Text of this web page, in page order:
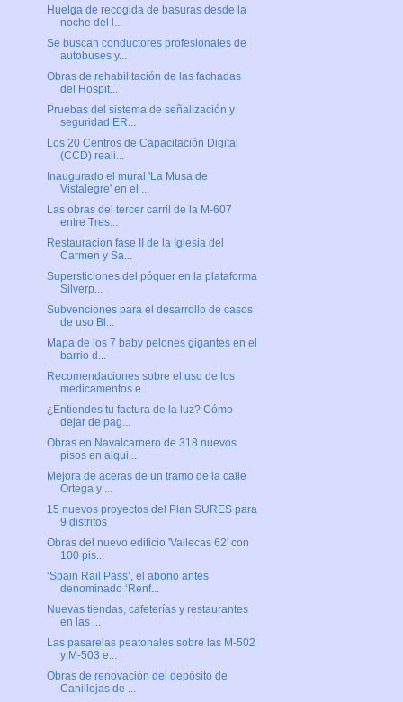
Huelga de recogida de basuras desde la
noche del l...
Se buscan conductores profesionales de
autobuses y...
Obras de rehabilitación de las fachadas
del Hospit...
Pruebas del sistema de señalización y
seguridad ER...
Los 20 Centros de Capacitación Digital
(CCD) reali...
Inaugurado el mural 'La Musa de
Vistalegre' en el ...
Las obras del tercer carril de la M-607
entre Tres...
Restauración fase II de la Iglesia del
Carmen y Sa...
Supersticiones del póquer en la plataforma
Silverp...
Subvenciones para el desarrollo de casos
de uso Bl...
Mapa de los 7 baby pelones gigantes en el
barrio d...
Recomendaciones sobre el uso de los
medicamentos e...
¿Entiendes tu factura de la luz? Cómo
dejar de pag...
Obras en Navalcarnero de 318 nuevos
pisos en alqui...
Mejora de aceras de un tramo de la calle
Ortega y ...
15 nuevos proyectos del Plan SURES para
9 distritos
Obras del nuevo edificio 'Vallecas 62' con
100 pis...
‘Spain Rail Pass’, el abono antes
denominado ‘Renf...
Nuevas tiendas, cafeterías y restaurantes
en las ...
Las pasarelas peatonales sobre las M-502
y M-503 e...
Obras de renovación del depósito de
Canillejas de ...